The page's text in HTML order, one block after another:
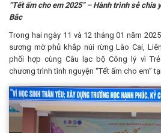
“Tết ấm cho em 2025” – Hành trình sẻ
Bắc
Trong hai ngày 11 và 12 tháng 01 năm
sương mờ phủ khắp núi rừng Lào Cai,
phối hợp cùng Câu lạc bộ Công lý vì
chương trình tình nguyện “Tết ấm cho em”